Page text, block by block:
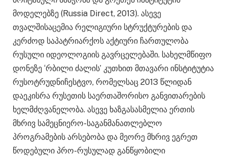
მოდელებზე (Russia Direct, 2013). ასევე
თვალშისაცემია რელიგიური სტრუქტურების და
კერძოდ საპატრიარქოს აქტიური ჩართულობა
რუსული იდეოლოგიის გავრცელებაში. სახელმწიფო
დონეზე ‘რბილი ძალის’ კუთხით მთავარი ინსტიტუტია
რუსოტრუდნიჩესტვო, რომელსაც 2013 წლიდან
დაეკისრა რუსეთის საერთაშორისო განვითარების
ხელმძღვანელობა. ასევე ხაზგასასმელია ერთის
მხრივ სამეცნიერო-საგანმანათლებლო
პროგრამების არსებობა და მეორე მხრივ ეგრეთ
წოდებული პრო-რუსულად განწყობილი